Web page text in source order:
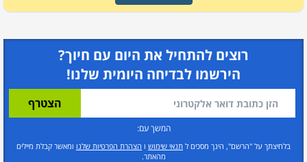
רוצים להתחיל את היום עם חיוך?
הירשמו לבדיחה היומית שלנו!
המשך עם:
בלחיצתך על "הרשם", הינך מסכים ל תנאי שימוש ו הצהרת הפרטיות שלנו ומאשר קבלת מיילים
מהאתר.